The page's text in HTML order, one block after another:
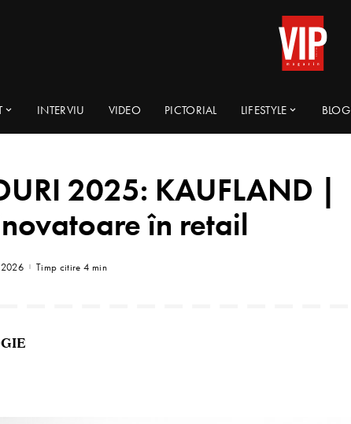
INTERVIU VIDEO PICTORIAL LIFESTYLE BLOG
2025: KAUFLAND |
în retail
Timp citire 4 min